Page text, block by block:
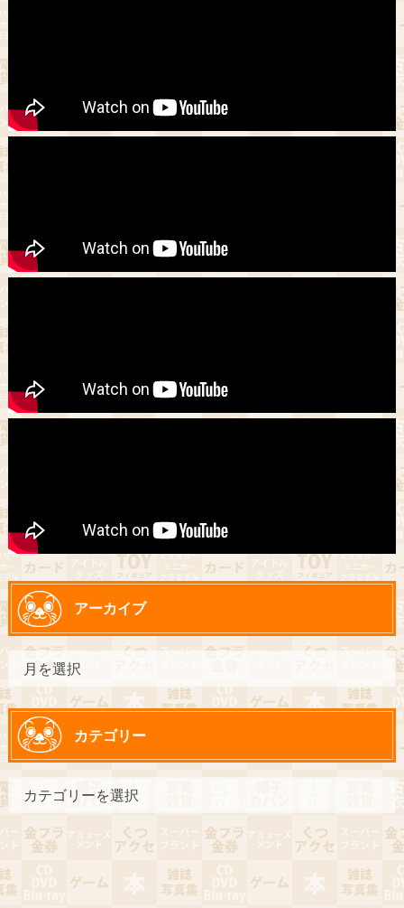
アーカイブ
カテゴリー